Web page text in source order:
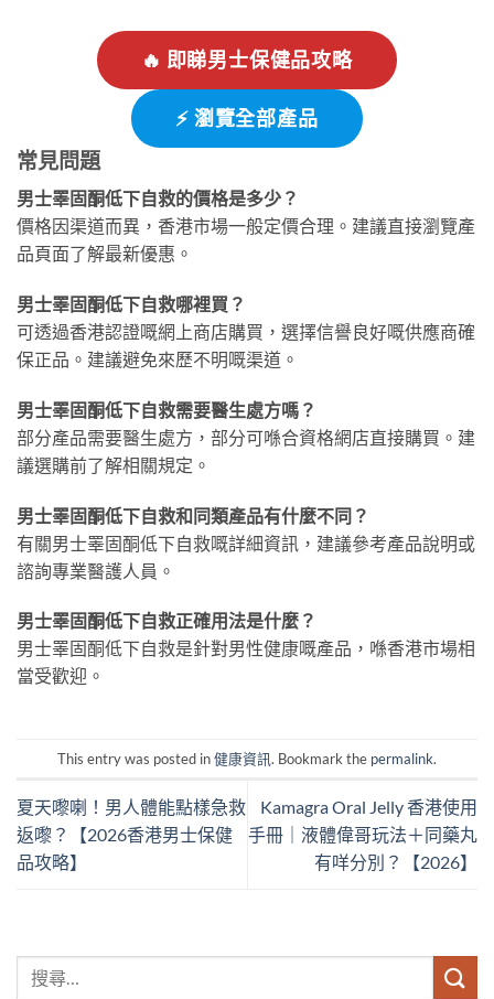
🔥 即睇男士保健品攻略
⚡ 瀏覽全部產品
常見問題
男士睪固酮低下自救的價格是多少？
價格因渠道而異，香港市場一般定價合理。建議直接瀏覽產
品頁面了解最新優惠。
男士睪固酮低下自救哪裡買？
可透過香港認證嘅網上商店購買，選擇信譽良好嘅供應商確
保正品。建議避免來歷不明嘅渠道。
男士睪固酮低下自救需要醫生處方嗎？
部分產品需要醫生處方，部分可喺合資格網店直接購買。建
議選購前了解相關規定。
男士睪固酮低下自救和同類產品有什麼不同？
有關男士睪固酮低下自救嘅詳細資訊，建議參考產品說明或
諮詢專業醫護人員。
男士睪固酮低下自救正確用法是什麼？
男士睪固酮低下自救是針對男性健康嘅產品，喺香港市場相
當受歡迎。
This entry was posted in健康資訊. Bookmark the permalink.
夏天嚟喇！男人體能點樣急救
返嚟？【2026香港男士保健
品攻略】
Kamagra Oral Jelly 香港使用
手冊｜液體偉哥玩法＋同藥丸
有咩分別？【2026】